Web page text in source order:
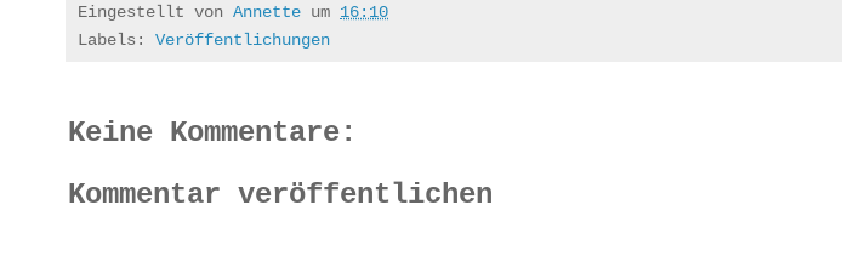
Eingestellt von Annette um 16:10
Labels: Veröffentlichungen
Keine Kommentare:
Kommentar veröffentlichen